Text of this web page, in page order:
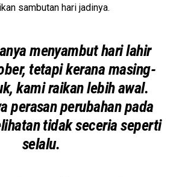
sambutan hari jadinya.
menyambut hari lahir
tetapi kerana masing-
kami raikan lebih awal.
perasan perubahan pada
tidak seceria seperti
selalu.